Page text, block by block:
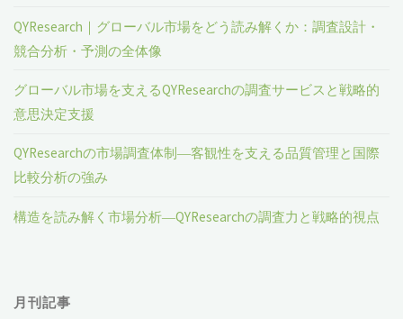
QYResearch｜グローバル市場をどう読み解くか：調査設計・
競合分析・予測の全体像
グローバル市場を支えるQYResearchの調査サービスと戦略的
意思決定支援
QYResearchの市場調査体制―客観性を支える品質管理と国際
比較分析の強み
構造を読み解く市場分析―QYResearchの調査力と戦略的視点
月刊記事